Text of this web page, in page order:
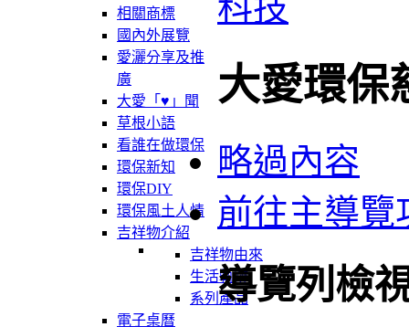
相關商標
國內外展覽
愛灑分享及推
廣
大愛「♥」聞
草根小語
看誰在做環保
環保新知
環保DIY
環保風土人情
吉祥物介紹
吉祥物由來
生活軌跡
系列產品
電子桌曆
大愛環保
略過內容
前往主導覽
導覽列檢